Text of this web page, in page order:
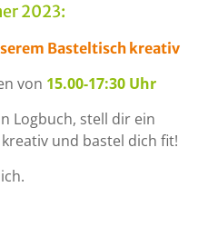
2023:
Basteltisch kreativ
von 15.00-17:30 Uhr
Logbuch, stell dir ein
und bastel dich fit!